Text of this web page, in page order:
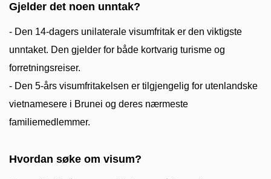
Gjelder det noen unntak?
- Den 14-dagers unilaterale visumfritak er den viktigste
unntaket. Den gjelder for både kortvarig turisme og
forretningsreiser.
- Den 5-års visumfritakelsen er tilgjengelig for utenlandske
vietnamesere i Brunei og deres nærmeste
familiemedlemmer.
Hvordan søke om visum?